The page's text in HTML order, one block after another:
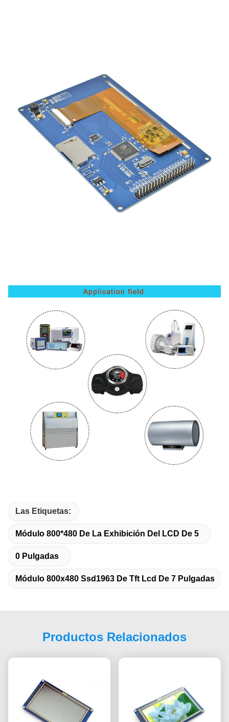
Las Etiquetas:
Módulo 800*480 De La Exhibición Del LCD De 5
0 Pulgadas
Módulo 800x480 Ssd1963 De Tft Lcd De 7 Pulgadas
Productos Relacionados